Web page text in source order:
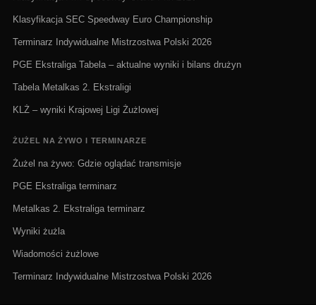
Klasyfikacja SEC Speedway Euro Championship
Terminarz Indywidualne Mistrzostwa Polski 2026
PGE Ekstraliga Tabela – aktualne wyniki i bilans drużyn
Tabela Metalkas 2. Ekstraligi
KLŻ – wyniki Krajowej Ligi Żużlowej
ŻUŻEL NA ŻYWO I TERMINARZE
Żużel na żywo: Gdzie oglądać transmisje
PGE Ekstraliga terminarz
Metalkas 2. Ekstraliga terminarz
Wyniki żużla
Wiadomości żużlowe
Terminarz Indywidualne Mistrzostwa Polski 2026